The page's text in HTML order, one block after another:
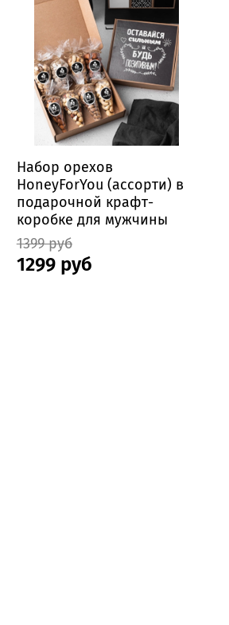
Набор орехов
HoneyForYou (ассорти) в
подарочной крафт-
коробке для мужчины
1399 руб
1299 руб